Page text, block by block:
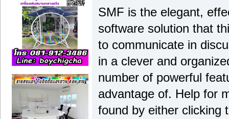
SMF is the elegant,
software solution that
to communicate in
in a clever and
number of powerful
advantage of. Help for
found by either clicking